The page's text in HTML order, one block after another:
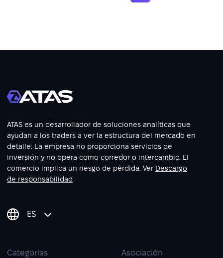
ATAS es un desarrollador de soluciones analíticas que
ayudan a los traders a ver la estructura del mercado en
detalle. La empresa no proporciona servicios de
inversión y no opera como corredor o intercambio. El
comercio implica un riesgo de pérdida. Ver Descargo
de responsabilidad
ES
Categorías Asociación